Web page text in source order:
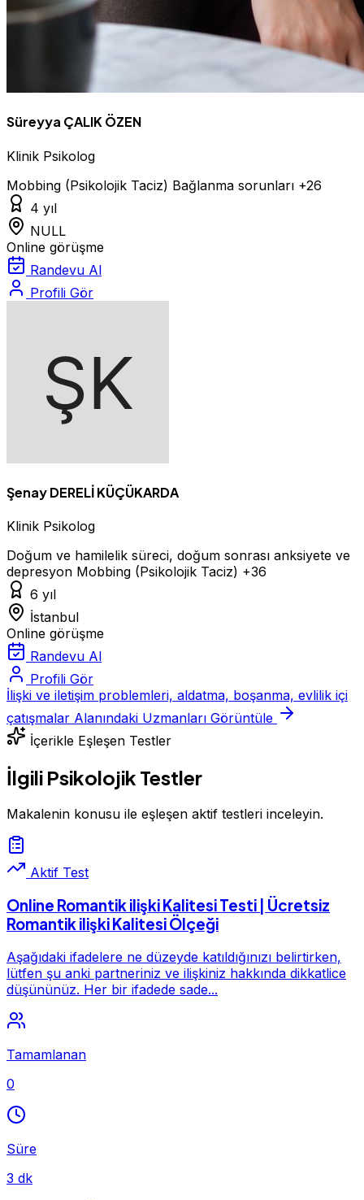
Süreyya ÇALIK ÖZEN
Klinik Psikolog
Mobbing (Psikolojik Taciz) Bağlanma sorunları +26
4 yıl
NULL
Online görüşme
Randevu Al
Profili Gör
Şenay DERELİ KÜÇÜKARDA
Klinik Psikolog
Doğum ve hamilelik süreci, doğum sonrası anksiyete ve
depresyon Mobbing (Psikolojik Taciz) +36
6 yıl
İstanbul
Online görüşme
Randevu Al
Profili Gör
İlişki ve iletişim problemleri, aldatma, boşanma, evlilik içi
çatışmalar Alanındaki Uzmanları Görüntüle
İçerikle Eşleşen Testler
İlgili Psikolojik Testler
Makalenin konusu ile eşleşen aktif testleri inceleyin.
Aktif Test
Online Romantik ilişki Kalitesi Testi | Ücretsiz
Romantik ilişki Kalitesi Ölçeği
Aşağıdaki ifadelere ne düzeyde katıldığınızı belirtirken,
lütfen şu anki partneriniz ve ilişkiniz hakkında dikkatlice
düşününüz. Her bir ifadede sade...
Tamamlanan
0
Süre
3 dk